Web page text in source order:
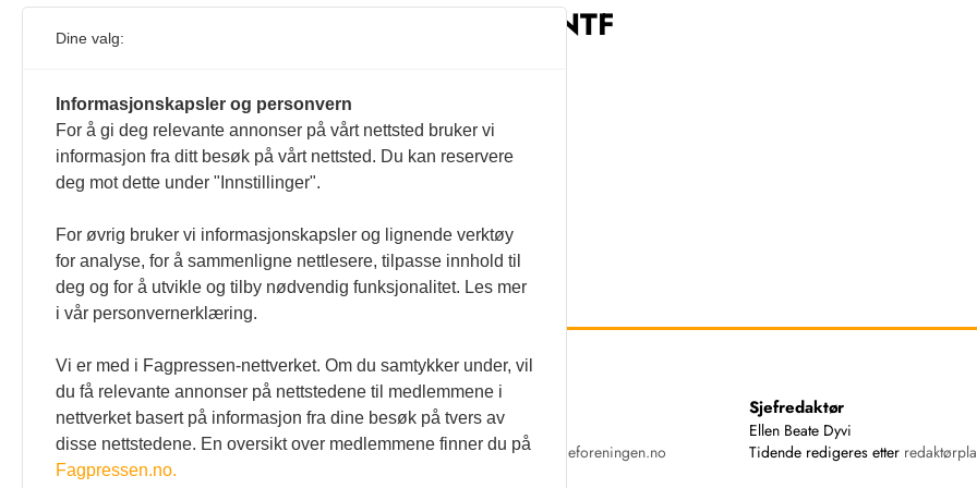
Arkiv: Fra NTF
No themes
Den norske tannlegeforenings
Tidende
Christiania Torv 5, 0158 Oslo
Postboks 2073 Vika, 0125 OSLO
Kontakt oss
Tlf:22 54 74 00
E-post:tidende@tannlegeforeningen.no
Sjefredaktør
Ellen Beate Dyvi
Tidende redigeres etter
Dine valg:
Informasjonskapsler og personvern
For å gi deg relevante annonser på vårt nettsted bruker vi
informasjon fra ditt besøk på vårt nettsted. Du kan reservere
deg mot dette under "Innstillinger".
For øvrig bruker vi informasjonskapsler og lignende verktøy
for analyse, for å sammenligne nettlesere, tilpasse innhold til
deg og for å utvikle og tilby nødvendig funksjonalitet. Les mer
i vår personvernerklæring.
Vi er med i Fagpressen-nettverket. Om du samtykker under, vil
du få relevante annonser på nettstedene til medlemmene i
nettverket basert på informasjon fra dine besøk på tvers av
disse nettstedene. En oversikt over medlemmene finner du på
Fagpressen.no.